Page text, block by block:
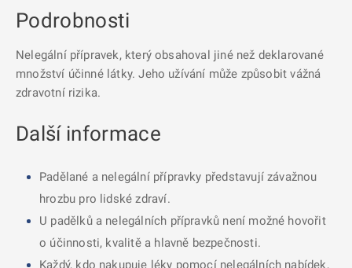
Podrobnosti
Nelegální přípravek, který obsahoval jiné než deklarované
množství účinné látky. Jeho užívání může způsobit vážná
zdravotní rizika.
Další informace
Padělané a nelegální přípravky představují závažnou
hrozbu pro lidské zdraví.
U padělků a nelegálních přípravků není možné hovořit
o účinnosti, kvalitě a hlavně bezpečnosti.
Každý, kdo nakupuje léky pomocí nelegálních nabídek,